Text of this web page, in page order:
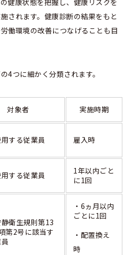
健康状態を把握し、健康リスクを
されます。健康診断の結果をもと
働環境の改善につなげることも目
4つに細かく分類されます。
対象者 実施時期
する従業員 雇入時
する従業員
1年以内ごと
に1回
衛生規則第13
第2号に該当す
・6ヵ月以内
ごとに1回
・配置換え
時